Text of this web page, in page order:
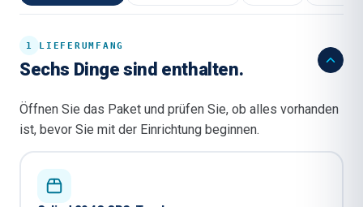
1 LIEFERUMFANG
Sechs Dinge sind enthalten.
Öffnen Sie das Paket und prüfen Sie, ob alles vorhanden
ist, bevor Sie mit der Einrichtung beginnen.